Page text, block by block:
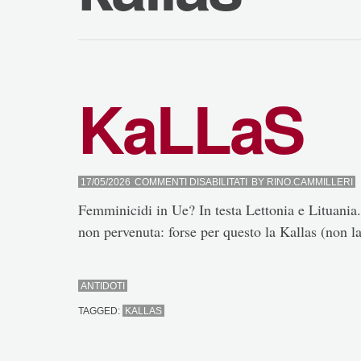
KaLLaS
17/05/2026 COMMENTI DISABILITATISUBY RINO.CAMMILLERI
Femminicidi in Ue? In testa Lettonia e
non pervenuta: forse per questo la Kallas (non
ANTIDOTI
TAGGED: KALLAS